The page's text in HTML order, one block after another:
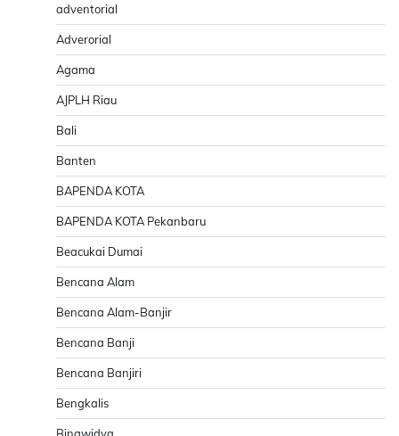
adventorial
Adverorial
Agama
AJPLH Riau
Bali
Banten
BAPENDA KOTA
BAPENDA KOTA Pekanbaru
Beacukai Dumai
Bencana Alam
Bencana Alam-Banjir
Bencana Banji
Bencana Banjiri
Bengkalis
Binawidya